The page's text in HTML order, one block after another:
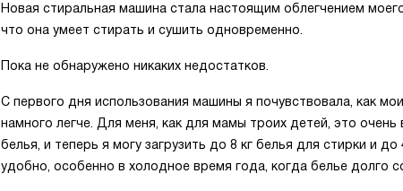
Новая стиральная машина стала настоящим облегчением
что она умеет стирать и сушить одновременно.
Пока не обнаружено никаких недостатков.
С первого дня использования машины я почувствовала, как
намного легче. Для меня, как для мамы троих детей, это
белья, и теперь я могу загрузить до 8 кг белья для стирки и
удобно, особенно в холодное время года, когда белье долго